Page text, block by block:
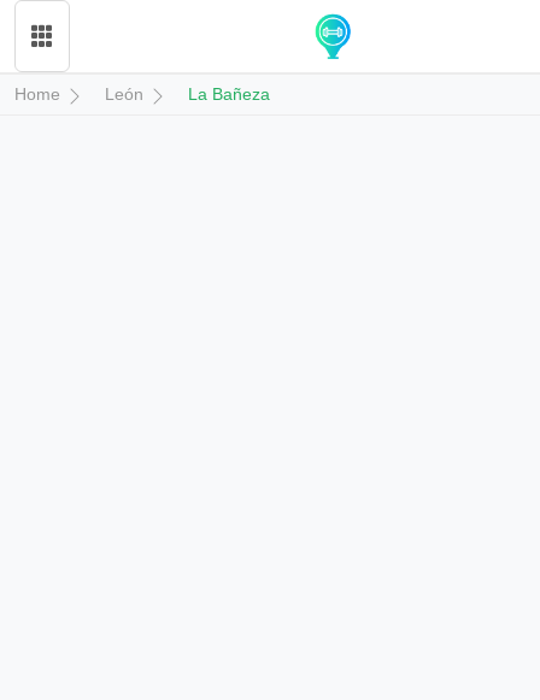
Home León La Bañeza